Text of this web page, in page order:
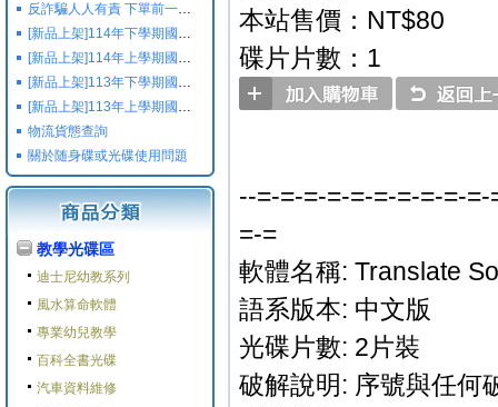
反詐騙人人有責 下單前一定要注意
[新品上架]114年下學期國小國中高中命題光碟,校用卷,習作
[新品上架]114年上學期國小國中高中命題光碟,校用卷,習作
[新品上架]113年下學期國小國中高中命題光碟,校用卷,習作
[新品上架]113年上學期國小國中高中命題光碟,校用卷,習作
物流貨態查詢
關於随身碟或光碟使用問題
教學光碟區
迪士尼幼教系列
風水算命軟體
專業幼兒教學
百科全書光碟
汽車資料維修
本站售價：NT$80
碟片片數：1
--=-=-=-=-=-=-=-=-=-
=-=
軟體名稱: Translate
語系版本: 中文版
光碟片數: 2片裝
破解說明: 序號與任何